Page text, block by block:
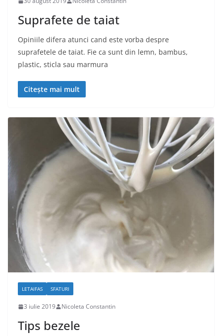
Suprafete de taiat
Opiniile difera atunci cand este vorba despre
suprafetele de taiat. Fie ca sunt din lemn, bambus,
plastic, sticla sau marmura
Citește mai mult
LETAIFAS SFATURI
3 iulie 2019 Nicoleta Constantin
Tips bezele